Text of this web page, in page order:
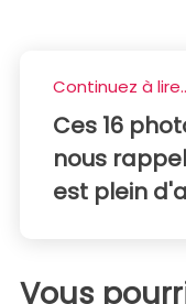
Continuez à
Ces 16
nous
est plein
Vous